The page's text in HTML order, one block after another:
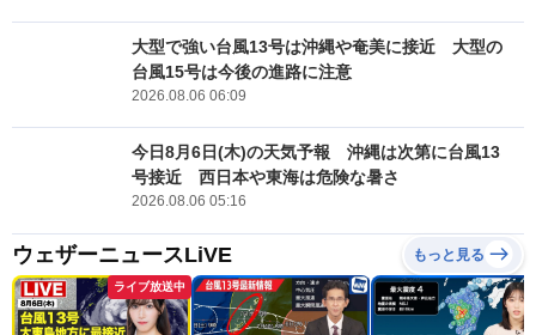
大型で強い台風13号は沖縄や奄美に接近 大型の
台風15号は今後の進路に注意
2026.08.06 06:09
今日8月6日(木)の天気予報 沖縄は次第に台風13
号接近 西日本や東海は危険な暑さ
2026.08.06 05:16
ウェザーニュースLiVE もっと見る
ライブ放送中